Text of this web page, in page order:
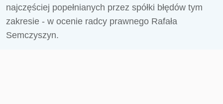
najczęściej popełnianych przez spółki błędów tym
zakresie - w ocenie radcy prawnego Rafała
Semczyszyn.